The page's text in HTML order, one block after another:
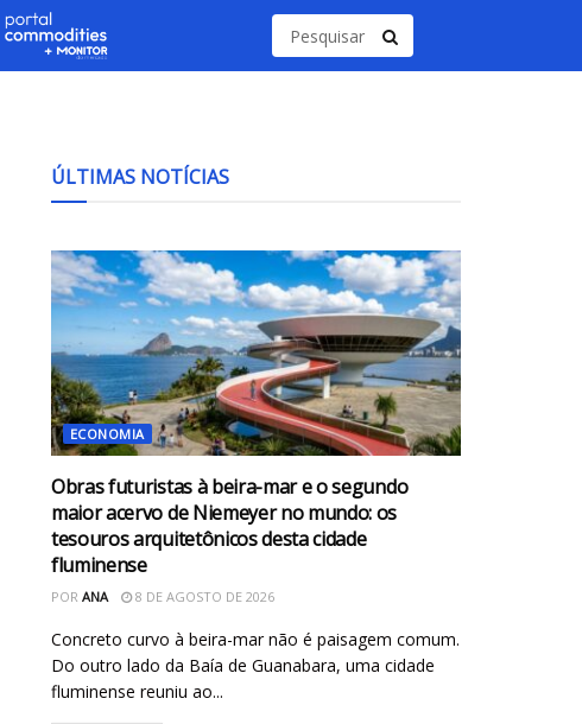
ÚLTIMAS NOTÍCIAS
ECONOMIA
Obras futuristas à beira-mar e o segundo
maior acervo de Niemeyer no mundo: os
tesouros arquitetônicos desta cidade
fluminense
POR ANA 8 DE AGOSTO DE 2026
Concreto curvo à beira-mar não é paisagem comum.
Do outro lado da Baía de Guanabara, uma cidade
fluminense reuniu ao...